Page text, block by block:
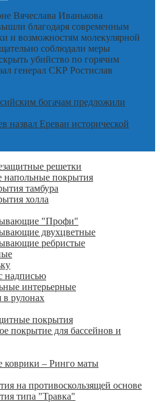
Вячеслава Иванькова
благодаря современным
и возможностям молекулярной
соблюдали меры
убийство по горячим
генерал СКР Ростислав
богачам предложили
назвал Ереван исторической
решетки
покрытия
тамбура
холла
"Профи"
двухцветные
ребристые
надписью
интерьерные
рулонах
покрытия
покрытие для бассейнов и
коврики – Ринго маты
на противоскользящей основе
типа "Травка"